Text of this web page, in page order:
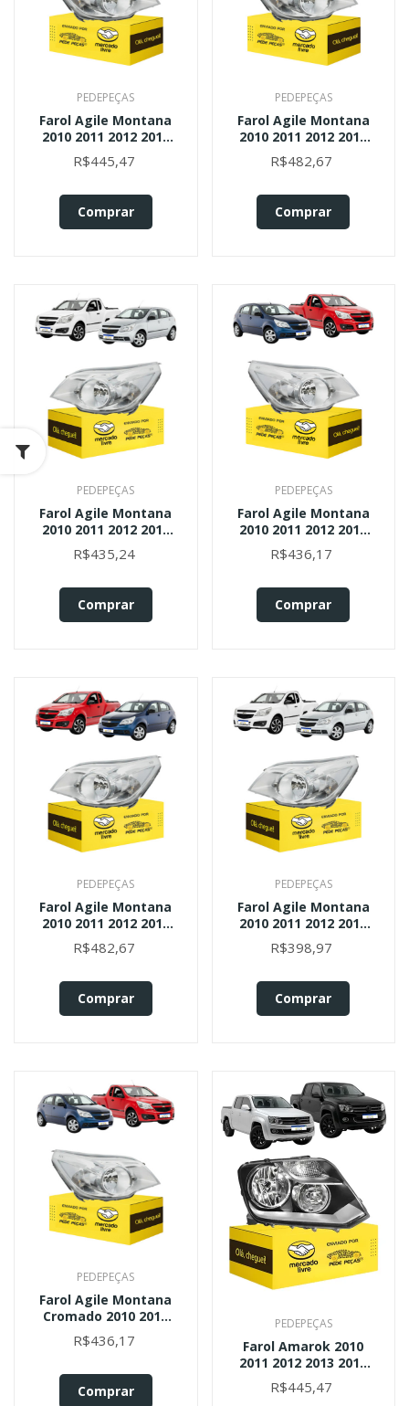
PEDEPEÇAS
Farol Agile Montana
2010 2011 2012 2013
2014 2015 2016 A 20
Direito
R$445,47
Comprar
PEDEPEÇAS
Farol Agile Montana
2010 2011 2012 2013
2014 2015 2016 A 20
Direito
R$482,67
Comprar
PEDEPEÇAS
Farol Agile Montana
2010 2011 2012 2013
2014 2015 2016 A 20
Esquerdo
R$435,24
Comprar
PEDEPEÇAS
Farol Agile Montana
2010 2011 2012 2013
2014 2015 A 2020 L.d
Direito
R$436,17
Comprar
PEDEPEÇAS
Farol Agile Montana
2010 2011 2012 2013
2014 2015 A 2020 L.e
Esquerdo
R$482,67
Comprar
PEDEPEÇAS
Farol Agile Montana
2010 2011 2012 2013
2014 2015 A 2020 L.e
Esquerdo
R$398,97
Comprar
PEDEPEÇAS
Farol Agile Montana
Cromado 2010 2011
2012 2013 2014 A 20
R$436,17
Comprar
PEDEPEÇAS
Farol Amarok 2010
2011 2012 2013 2014
2015 2016 L.d
Direito/passageiro
R$445,47